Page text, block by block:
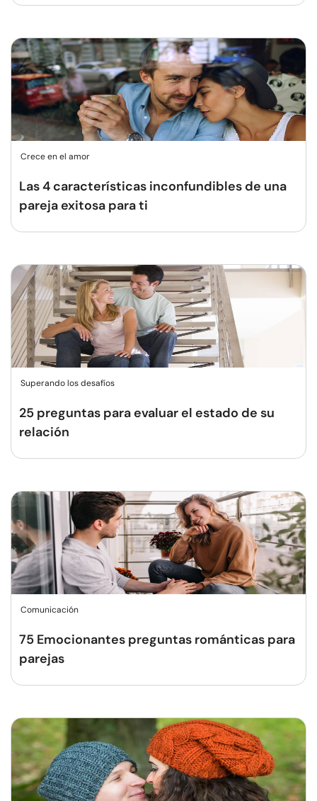
Crece en el amor
Las 4 características inconfundibles de una
pareja exitosa para ti
Superando los desafíos
25 preguntas para evaluar el estado de su
relación
Comunicación
75 Emocionantes preguntas románticas para
parejas